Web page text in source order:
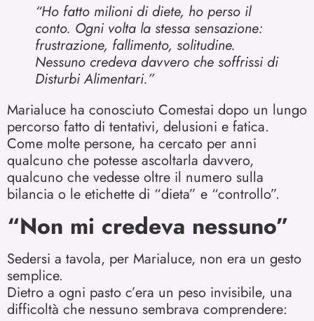
“Ho fatto milioni di diete, ho perso il
conto. Ogni volta la stessa sensazione:
frustrazione, fallimento, solitudine.
Nessuno credeva davvero che soffrissi di
Disturbi Alimentari.”
Marialuce ha conosciuto Comestai dopo un lungo
percorso fatto di tentativi, delusioni e fatica.
Come molte persone, ha cercato per anni
qualcuno che potesse ascoltarla davvero,
qualcuno che vedesse oltre il numero sulla
bilancia o le etichette di “dieta” e “controllo”.
“Non mi credeva nessuno”
Sedersi a tavola, per Marialuce, non era un gesto
semplice.
Dietro a ogni pasto c’era un peso invisibile, una
difficoltà che nessuno sembrava comprendere: